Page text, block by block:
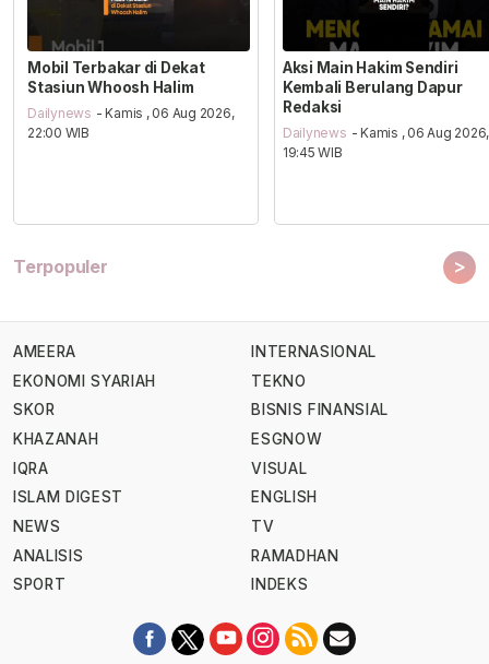
Mobil Terbakar di Dekat
Stasiun Whoosh Halim
Dailynews - Kamis , 06 Aug 2026,
22:00 WIB
Aksi Main Hakim Sendiri
Kembali Berulang Dapur
Redaksi
Dailynews - Kamis , 06 Aug 2026,
19:45 WIB
Terpopuler >
AMEERA
EKONOMI SYARIAH
SKOR
KHAZANAH
IQRA
ISLAM DIGEST
NEWS
ANALISIS
SPORT
INTERNASIONAL
TEKNO
BISNIS FINANSIAL
ESGNOW
VISUAL
ENGLISH
TV
RAMADHAN
INDEKS